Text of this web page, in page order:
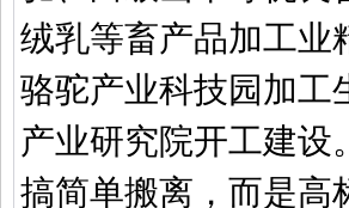
绒乳等畜产品加工业
骆驼产业科技园加工
产业研究院开工建设
搞简单搬离，而是高